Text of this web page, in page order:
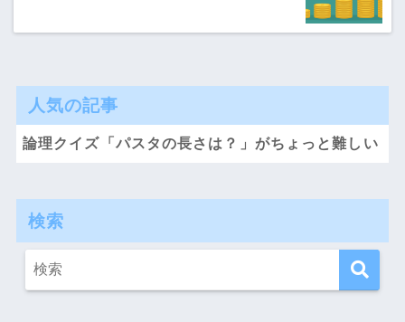
人気の記事
論理クイズ「パスタの長さは？」がちょっと難しい
検索